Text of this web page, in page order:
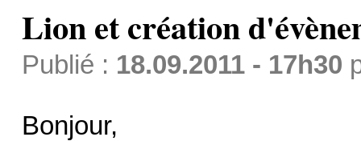
Lion et création
Publié : 18.09.2011 - 17h30
Bonjour,